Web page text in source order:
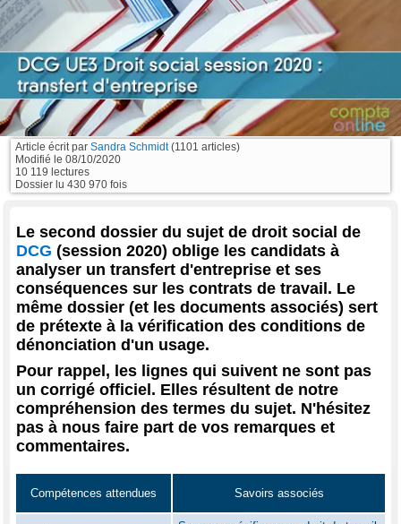
Article écrit par Sandra Schmidt(1101 articles)
Modifié le 08/10/2020
10 119 lectures
Dossier lu 430 970 fois
Le second dossier du sujet de droit social de
DCG (session 2020) oblige les candidats à
analyser un transfert d'entreprise et ses
conséquences sur les contrats de travail. Le
même dossier (et les documents associés) sert
de prétexte à la vérification des conditions de
dénonciation d'un usage.
Pour rappel, les lignes qui suivent ne sont pas
un corrigé officiel. Elles résultent de notre
compréhension des termes du sujet. N'hésitez
pas à nous faire part de vos remarques et
commentaires.
Compétences attendues Savoirs associés